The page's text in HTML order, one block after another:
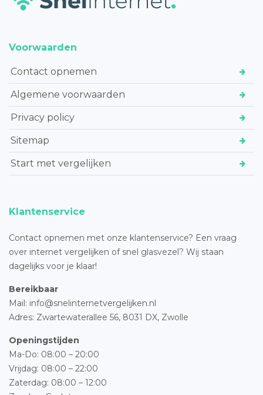
Voorwaarden
Contact opnemen
Algemene voorwaarden
Privacy policy
Sitemap
Start met vergelijken
Klantenservice
Contact opnemen met onze klantenservice? Een vraag
over internet vergelijken of snel glasvezel? Wij staan
dagelijks voor je klaar!
Bereikbaar
Mail: info@snelinternetvergelijken.nl
Adres: Zwartewaterallee 56, 8031 DX, Zwolle
Openingstijden
Ma-Do: 08:00 – 20:00
Vrijdag: 08:00 – 22:00
Zaterdag: 08:00 – 12:00